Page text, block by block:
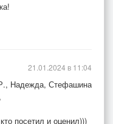
№124011803496
Надежда, Стефашина
посетил и оценил)))
21.01.2024 в 11:04